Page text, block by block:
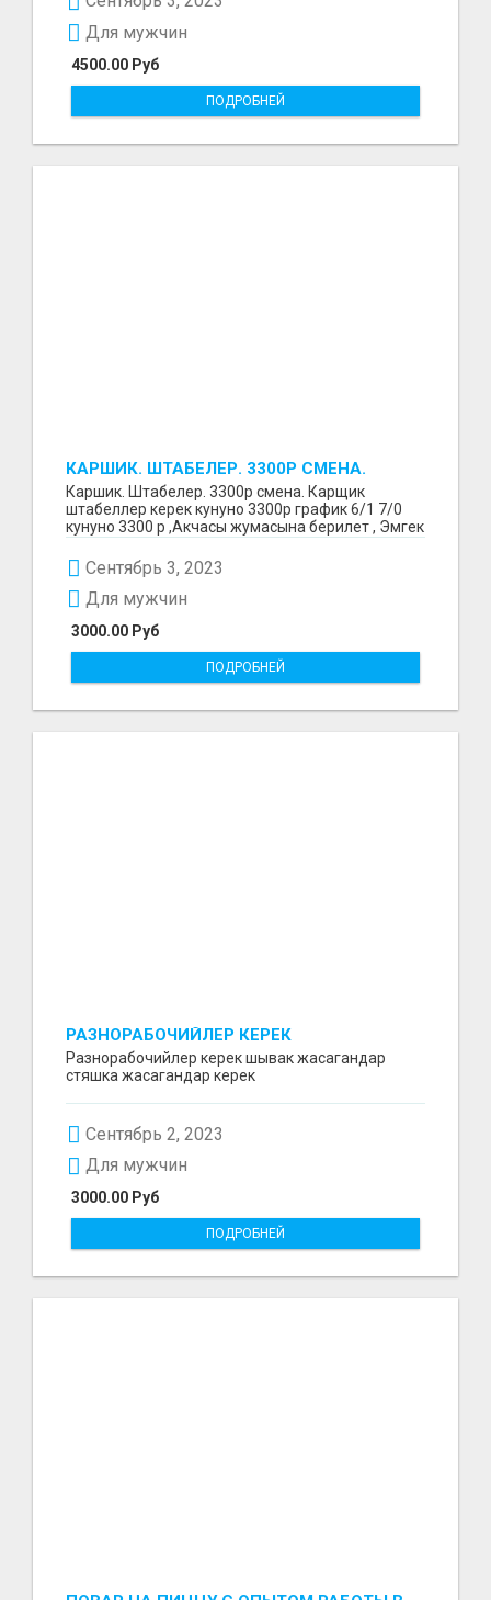
4500.00 Руб
Для мужчин
ПОДРОБНЕЙ
КАРШИК. ШТАБЕЛЕР. 3300Р СМЕНА.
Каршик. Штабелер. 3300р смена. Карщик
штабеллер керек кунуно 3300р график 6/1 7/0
кунуно 3300 р ,Акчасы жумасына берилет , Эмгек
келишим бер...
Сентябрь 3, 2023
3000.00 Руб
Для мужчин
ПОДРОБНЕЙ
РАЗНОРАБОЧИЙЛЕР КЕРЕК
Разнорабочийлер керек шывак жасагандар
стяшка жасагандар керек
Сентябрь 2, 2023
3000.00 Руб
Для мужчин
ПОДРОБНЕЙ